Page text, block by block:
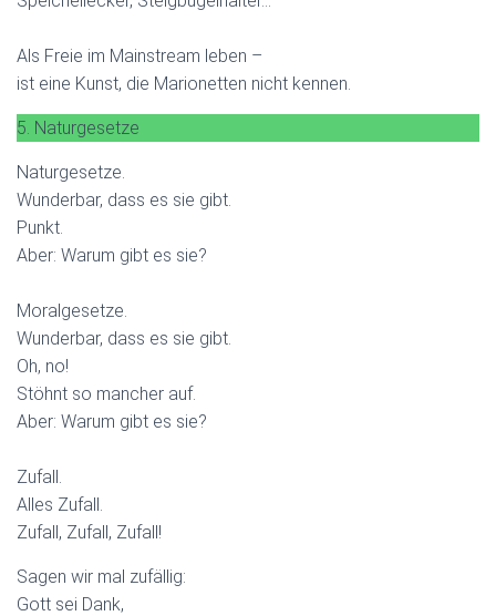
Als Freie im Mainstream leben –
ist eine Kunst, die Marionetten nicht kennen.
5. Naturgesetze
Naturgesetze.
Wunderbar, dass es sie gibt.
Punkt.
Aber: Warum gibt es sie?
Moralgesetze.
Wunderbar, dass es sie gibt.
Oh, no!
Stöhnt so mancher auf.
Aber: Warum gibt es sie?
Zufall.
Alles Zufall.
Zufall, Zufall, Zufall!
Sagen wir mal zufällig:
Gott sei Dank,